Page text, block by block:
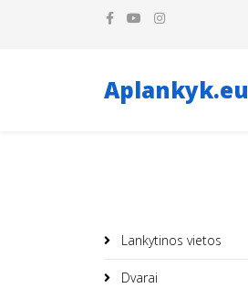
Aplankyk.eu
Lankytinos vietos
Dvarai